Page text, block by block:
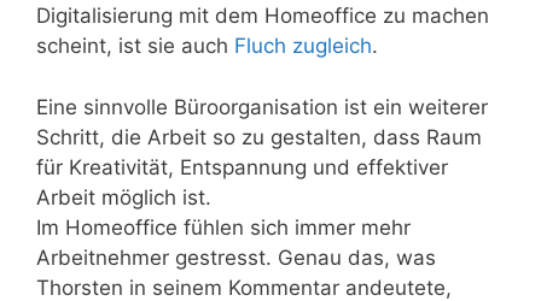
Digitalisierung mit dem Homeoffice zu machen
scheint, ist sie auch Fluch zugleich.
Eine sinnvolle Büroorganisation ist ein weiterer
Schritt, die Arbeit so zu gestalten, dass Raum
für Kreativität, Entspannung und effektiver
Arbeit möglich ist.
Im Homeoffice fühlen sich immer mehr
Arbeitnehmer gestresst. Genau das, was
Thorsten in seinem Kommentar andeutete,